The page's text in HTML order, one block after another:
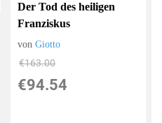
Der Tod des heiligen
Franziskus
vonGiotto
€163.00
€94.54